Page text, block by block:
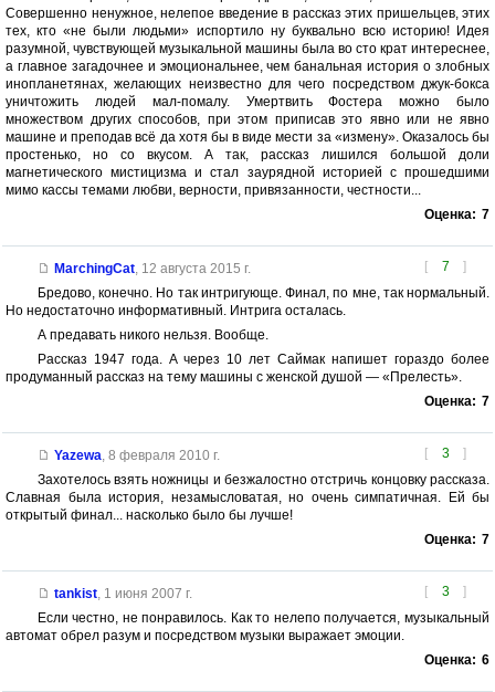
Совершенно ненужное, нелепое введение в рассказ этих пришельцев, этих
тех, кто «не были людьми» испортило ну буквально всю историю! Идея
разумной, чувствующей музыкальной машины была во сто крат интереснее,
а главное загадочнее и эмоциональнее, чем банальная история о злобных
инопланетянах, желающих неизвестно для чего посредством джук-бокса
уничтожить людей мал-помалу. Умертвить Фостера можно было
множеством других способов, при этом приписав это явно или не явно
машине и преподав всё да хотя бы в виде мести за «измену». Оказалось бы
простенько, но со вкусом. А так, рассказ лишился большой доли
магнетического мистицизма и стал заурядной историей с прошедшими
мимо кассы темами любви, верности, привязанности, честности...
Оценка: 7
[ 7 ]
MarchingCat, 12 августа 2015 г.
Бредово, конечно. Но так интригующе. Финал, по мне, так нормальный.
Но недостаточно информативный. Интрига осталась.
А предавать никого нельзя. Вообще.
Рассказ 1947 года. А через 10 лет Саймак напишет гораздо более
продуманный рассказ на тему машины с женской душой — «Прелесть».
Оценка: 7
[ 3 ]
Yazewa, 8 февраля 2010 г.
Захотелось взять ножницы и безжалостно отстричь концовку рассказа.
Славная была история, незамысловатая, но очень симпатичная. Ей бы
открытый финал... насколько было бы лучше!
Оценка: 7
[ 3 ]
tankist, 1 июня 2007 г.
Если честно, не понравилось. Как то нелепо получается, музыкальный
автомат обрел разум и посредством музыки выражает эмоции.
Оценка: 6